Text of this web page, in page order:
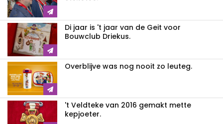
Di jaar is 't jaar van de Geit voor
Bouwclub Driekus.
Overblijve was nog nooit zo leuteg.
't Veldteke van 2016 gemakt mette
kepjoeter.